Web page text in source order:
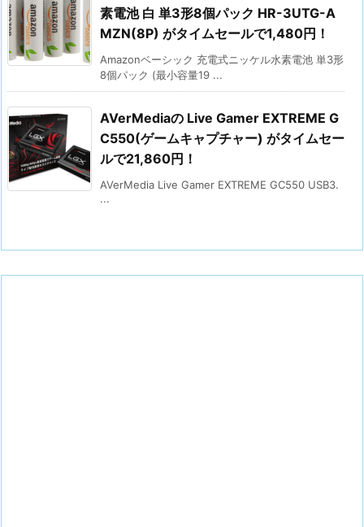
素電池 白 単3形8個パック HR-3UTG-A
MZN(8P) がタイムセールで1,480円！
Amazonベーシック 充電式ニッケル水素電池 単3形
8個パック (最小容量19 ...
AVerMediaの Live Gamer EXTREME G
C550(ゲームキャプチャー) がタイムセー
ルで21,860円！
AVerMedia Live Gamer EXTREME GC550 USB3.
...